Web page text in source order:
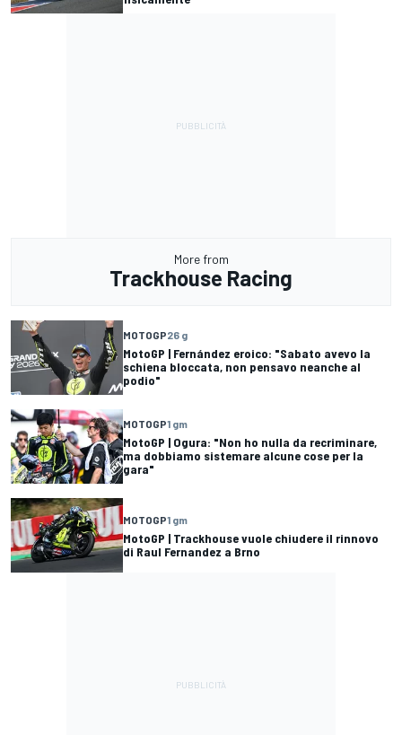
More from
Trackhouse Racing
MOTOGP26 g
MotoGP | Fernández eroico: "Sabato avevo la
schiena bloccata, non pensavo neanche al
podio"
MOTOGP1 gm
MotoGP | Ogura: "Non ho nulla da recriminare,
ma dobbiamo sistemare alcune cose per la
gara"
MOTOGP1 gm
MotoGP | Trackhouse vuole chiudere il rinnovo
di Raul Fernandez a Brno